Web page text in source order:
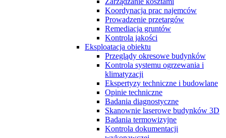
Koordynacja prac najemców
Prowadzenie przetargów
Remediacja gruntów
Kontrola jakości
Eksploatacja obiektu
Przeglądy okresowe budynków
Kontrola systemu ogrzewania i
klimatyzacji
Ekspertyzy techniczne i budowlane
Opinie techniczne
Badania diagnostyczne
Skanownie laserowe budynków 3D
Badania termowizyjne
Kontrola dokumentacji